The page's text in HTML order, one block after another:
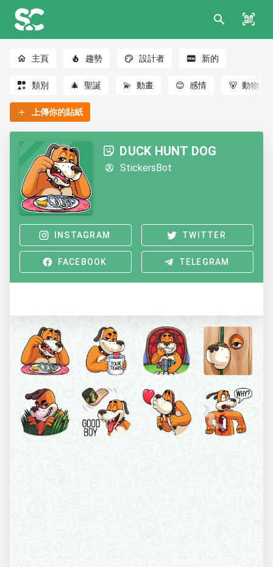
主頁 趨勢 設計者 新的
類別 🎄 聖誕 💫 動畫 😊 感情 🐻 動物
上傳你的貼紙
DUCK HUNT DOG
StickersBot
INSTAGRAM TWITTER
FACEBOOK TELEGRAM